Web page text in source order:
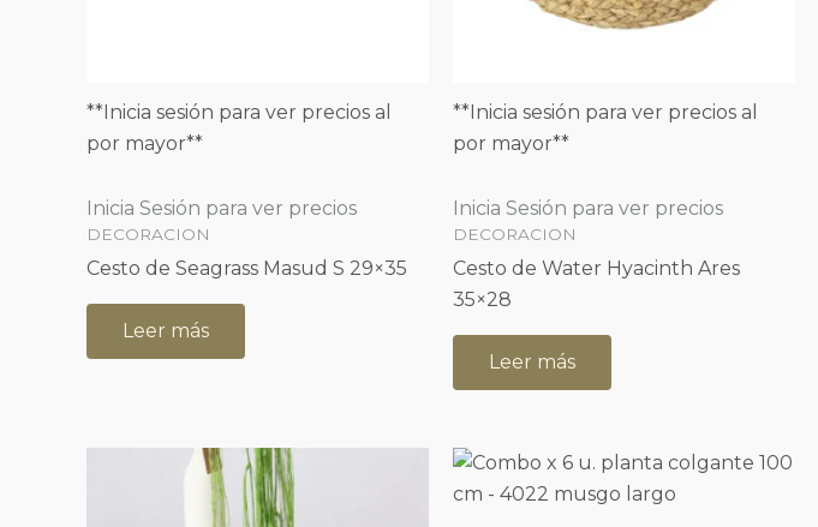
**Inicia sesión para ver precios al
por mayor**
Inicia Sesión para ver precios
DECORACION
Cesto de Seagrass Masud S 29×35
Leer más
**Inicia sesión para ver precios al
por mayor**
Inicia Sesión para ver precios
DECORACION
Cesto de Water Hyacinth Ares
35×28
Leer más